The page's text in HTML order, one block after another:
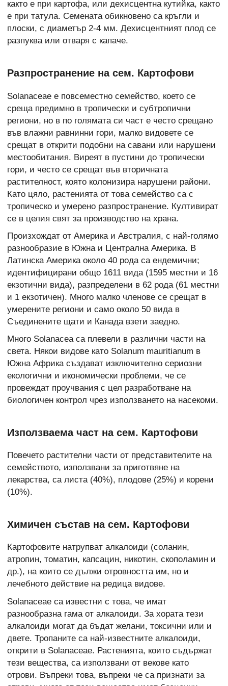
както е при картофа, или дехисцентна кутийка, както
е при татула. Семената обикновено са кръгли и
плоски, с диаметър 2-4 мм. Дехисцентният плод се
разпуква или отваря с капаче.
Разпространение на сем. Картофови
Solanaceae е повсеместно семейство, което се
среща предимно в тропически и субтропични
региони, но в по голямата си част е често срещано
във влажни равнинни гори, малко видовете се
срещат в открити подобни на савани или нарушени
местообитания. Виреят в пустини до тропически
гори, и често се срещат във вторичната
растителност, която колонизира нарушени райони.
Като цяло, растенията от това семейство са с
тропическо и умерено разпространение. Култивират
се в целия свят за производство на храна.
Произхождат от Америка и Австралия, с най-голямо
разнообразие в Южна и Централна Америка. В
Латинска Америка около 40 рода са ендемични;
идентифицирани общо 1611 вида (1595 местни и 16
екзотични вида), разпределени в 62 рода (61 местни
и 1 екзотичен). Много малко членове се срещат в
умерените региони и само около 50 вида в
Съединените щати и Канада взети заедно.
Много Solanacea са плевели в различни части на
света. Някои видове като Solanum mauritianum в
Южна Африка създават изключително сериозни
екологични и икономически проблеми, че се
провеждат проучвания с цел разработване на
биологичен контрол чрез използването на насекоми.
Използваема част на сем. Картофови
Повечето растителни части от представителите на
семейството, използвани за приготвяне на
лекарства, са листа (40%), плодове (25%) и корени
(10%).
Химичен състав на сем. Картофови
Картофовите натрупват алкалоиди (соланин,
атропин, томатин, капсацин, никотин, скополамин и
др.), на които се дължи отровността им, но и
лечебното действие на редица видове.
Solanaceae са известни с това, че имат
разнообразна гама от алкалоиди. За хората тези
алкалоиди могат да бъдат желани, токсични или и
двете. Тропаните са най-известните алкалоиди,
открити в Solanaceae. Растенията, които съдържат
тези вещества, са използвани от векове като
отрови. Въпреки това, въпреки че са признати за